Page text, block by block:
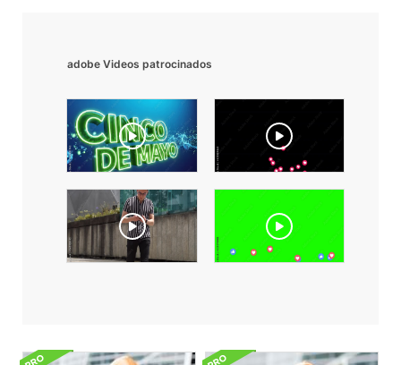
adobe Videos patrocinados